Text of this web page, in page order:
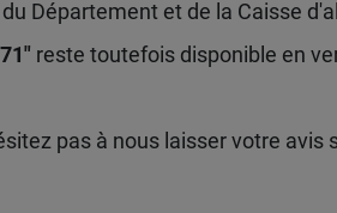
Département et de la Caisse
reste toutefois disponible en
pas à nous laisser votre